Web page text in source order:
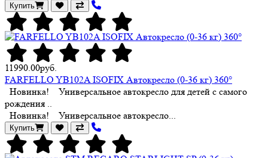
Купить
11990.00руб.
FARFELLO YB102A ISOFIX Автокресло (0-36 кг) 360°
Новинка! Универсальное автокресло для детей с самого
рождения ..
Новинка! Универсальное автокресло...
Купить